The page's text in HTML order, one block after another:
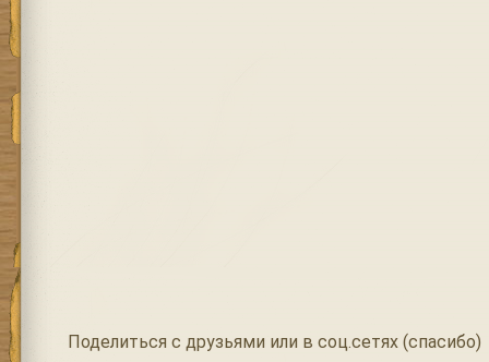
Поделиться с друзьями или в соц.сетях (спасибо)